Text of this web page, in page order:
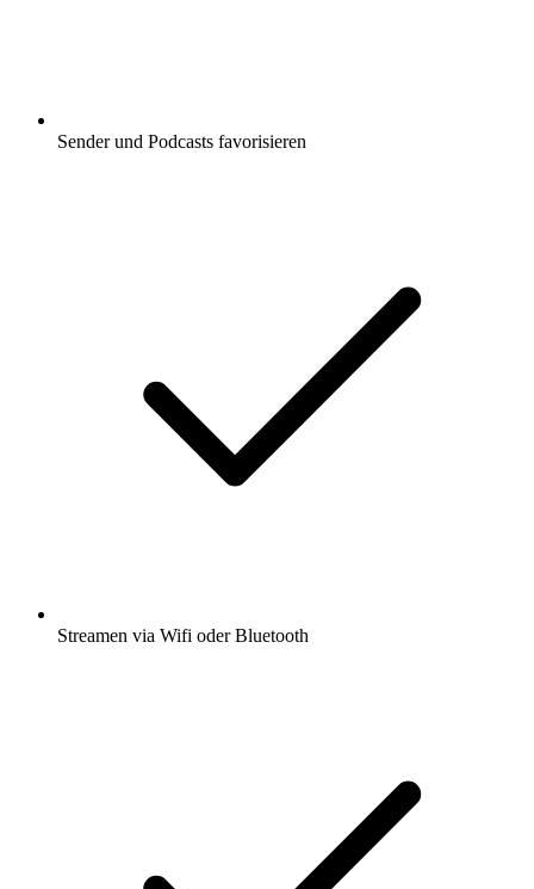
Sender und Podcasts favorisieren
Streamen via Wifi oder Bluetooth